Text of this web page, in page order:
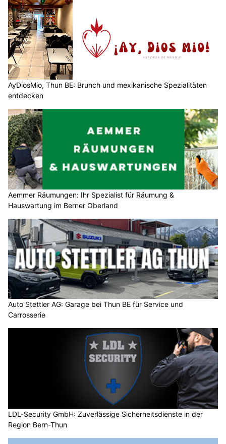
AyDiosMio, Thun BE: Brunch und mexikanische Spezialitäten
entdecken
Aemmer Räumungen: Ihr Spezialist für Räumung &
Hauswartung im Berner Oberland
Auto Stettler AG: Garage bei Thun BE für Service und
Carrosserie
LDL-Security GmbH: Zuverlässige Sicherheitsdienste in der
Region Bern-Thun